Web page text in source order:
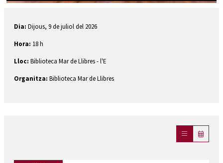
Dia: Dijous, 9 de juliol del 2026
Hora: 18 h
Lloc: Biblioteca Mar de Llibres - l'E
Organitza: Biblioteca Mar de Llibres